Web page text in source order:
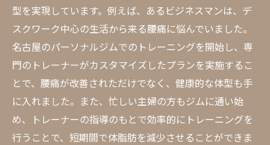
型を実現しています。例えば、あるビジネスマンは、デ
スクワーク中心の生活から来る腰痛に悩んでいました。
名古屋のパーソナルジムでのトレーニングを開始し、専
門のトレーナーがカスタマイズしたプランを実施するこ
とで、腰痛が改善されただけでなく、健康的な体型も手
に入れました。また、忙しい主婦の方もジムに通い始
め、トレーナーの指導のもとで効率的にトレーニングを
行うことで、短期間で体脂肪を減少させることができま